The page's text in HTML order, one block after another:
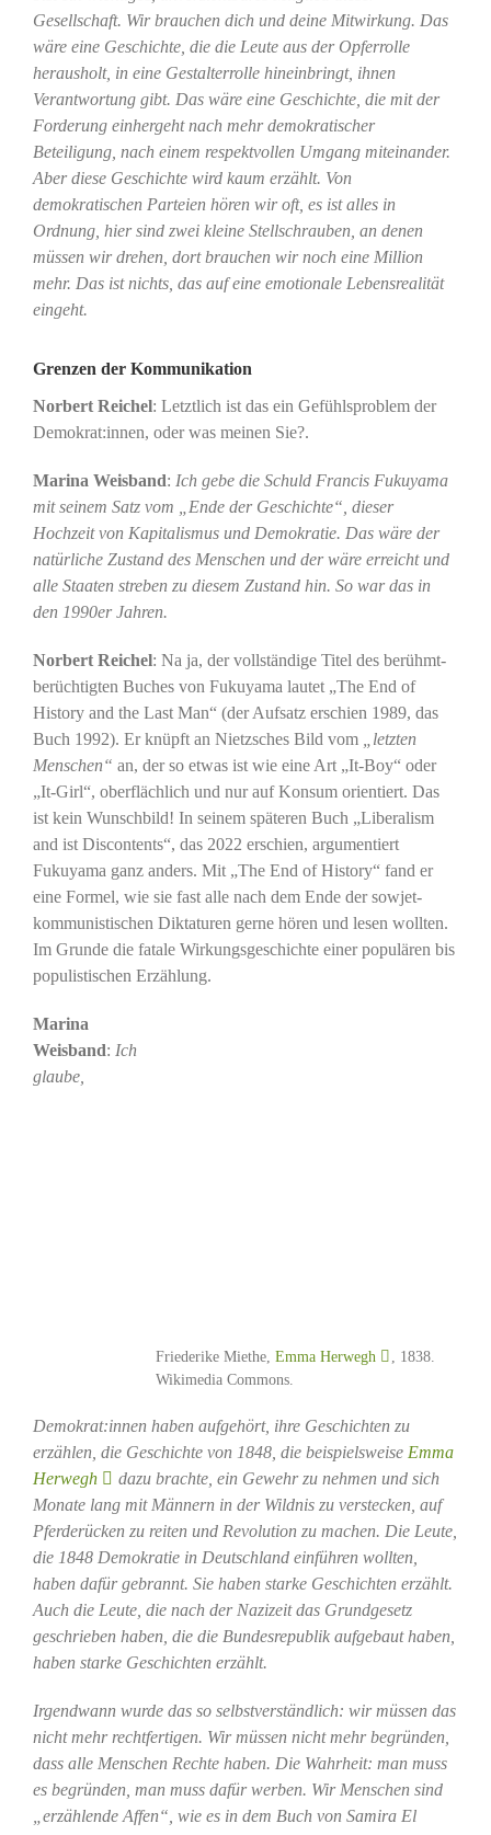
Gesellschaft. Wir brauchen dich und deine Mitwirkung. Das
wäre eine Geschichte, die die Leute aus der Opferrolle
herausholt, in eine Gestalterrolle hineinbringt, ihnen
Verantwortung gibt. Das wäre eine Geschichte, die mit der
Forderung einhergeht nach mehr demokratischer
Beteiligung, nach einem respektvollen Umgang miteinander.
Aber diese Geschichte wird kaum erzählt. Von
demokratischen Parteien hören wir oft, es ist alles in
Ordnung, hier sind zwei kleine Stellschrauben, an denen
müssen wir drehen, dort brauchen wir noch eine Million
mehr. Das ist nichts, das auf eine emotionale Lebensrealität
eingeht.
Grenzen der Kommunikation
Norbert Reichel: Letztlich ist das ein Gefühlsproblem der
Demokrat:innen, oder was meinen Sie?.
Marina Weisband: Ich gebe die Schuld Francis Fukuyama
mit seinem Satz vom „Ende der Geschichte“, dieser
Hochzeit von Kapitalismus und Demokratie. Das wäre der
natürliche Zustand des Menschen und der wäre erreicht und
alle Staaten streben zu diesem Zustand hin. So war das in
den 1990er Jahren.
Norbert Reichel: Na ja, der vollständige Titel des berühmt-
berüchtigten Buches von Fukuyama lautet „The End of
History and the Last Man“ (der Aufsatz erschien 1989, das
Buch 1992). Er knüpft an Nietzsches Bild vom
„letzten
Menschen“ an, der so etwas ist wie eine Art „It-Boy“ oder
„It-Girl“, oberflächlich und nur auf Konsum orientiert. Das
ist kein Wunschbild! In seinem späteren Buch „Liberalism
and ist Discontents“, das 2022 erschien, argumentiert
Fukuyama ganz anders. Mit „The End of History“ fand er
eine Formel, wie sie fast alle nach dem Ende der sowjet-
kommunistischen Diktaturen gerne hören und lesen wollten.
Im Grunde die fatale Wirkungsgeschichte einer populären bis
populistischen Erzählung.
Friederike Miethe,Emma Herwegh
, 1838.
Wikimedia Commons.
Marina
Weisband: Ich
glaube,
Demokrat:innen haben aufgehört, ihre Geschichten zu
erzählen, die Geschichte von 1848, die beispielsweise Emma
Herwegh
dazu brachte, ein Gewehr zu nehmen und sich
Monate lang mit Männern in der Wildnis zu verstecken, auf
Pferderücken zu reiten und Revolution zu machen. Die Leute,
die 1848 Demokratie in Deutschland einführen wollten,
haben dafür gebrannt. Sie haben starke Geschichten erzählt.
Auch die Leute, die nach der Nazizeit das Grundgesetz
geschrieben haben, die die Bundesrepublik aufgebaut haben,
haben starke Geschichten erzählt.
Irgendwann wurde das so selbstverständlich: wir müssen das
nicht mehr rechtfertigen. Wir müssen nicht mehr begründen,
dass alle Menschen Rechte haben. Die Wahrheit: man muss
es begründen, man muss dafür werben. Wir Menschen sind
„erzählende Affen“, wie es in dem Buch von Samira El